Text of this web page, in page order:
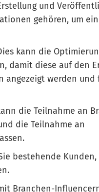
und
gehören, um
kann die
damit diese auf den
angezeigt werden
die Teilnahme an
die Teilnahme an
bestehende
Branchen-